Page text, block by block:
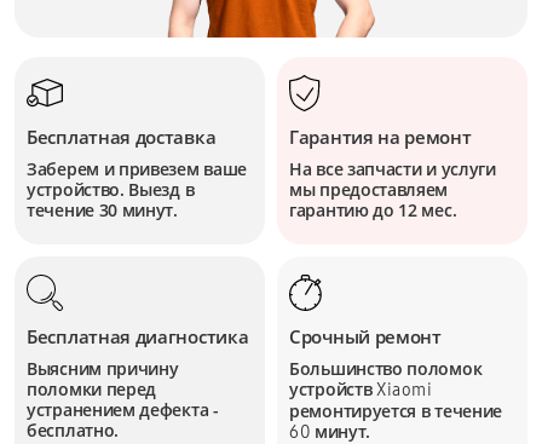
Бесплатная доставка
Заберем и привезем ваше
устройство. Выезд в
течение 30 минут.
Гарантия на ремонт
На все запчасти и услуги
мы предоставляем
гарантию до 12 мес.
Бесплатная диагностика
Выясним причину
поломки перед
устранением дефекта -
бесплатно.
Срочный ремонт
Большинство поломок
устройствXiaomi
ремонтируется в течение
60 минут.